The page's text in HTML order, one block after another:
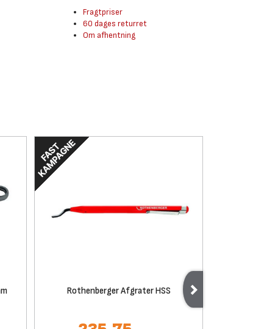
Fragtpriser
60 dages returret
Om afhentning
Rothenberger Afgrater HSS